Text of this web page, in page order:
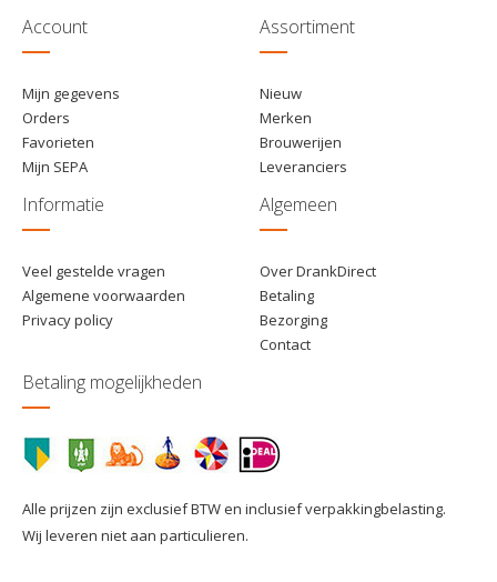
Account
Mijn gegevens
Orders
Favorieten
Mijn SEPA
Assortiment
Nieuw
Merken
Brouwerijen
Leveranciers
Informatie
Veel gestelde vragen
Algemene voorwaarden
Privacy policy
Algemeen
Over DrankDirect
Betaling
Bezorging
Contact
Betaling mogelijkheden
Alle prijzen zijn exclusief BTW en inclusief verpakkingbelasting.
Wij leveren niet aan particulieren.